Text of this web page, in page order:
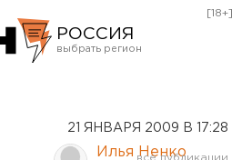
РОССИЯ
Курган
[18+]
21 ЯНВАРЯ 2009 В 17:28
Илья Ненко